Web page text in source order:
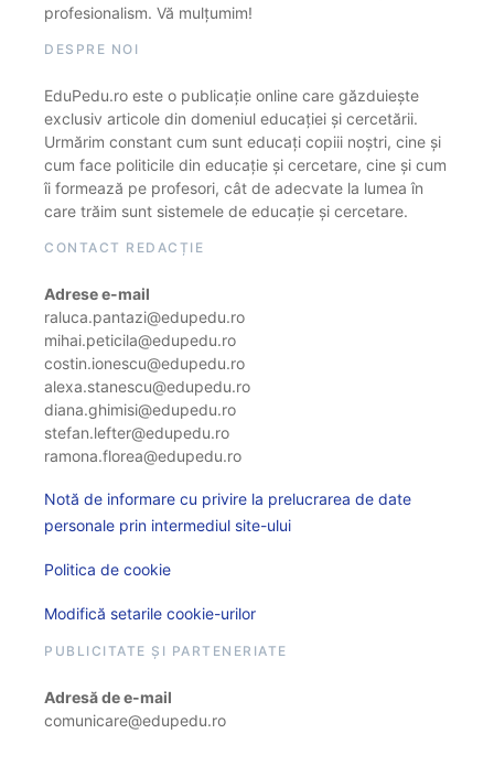
profesionalism. Vă mulțumim!
DESPRE NOI
EduPedu.ro este o publicație online care găzduiește
exclusiv articole din domeniul educației și cercetării.
Urmărim constant cum sunt educați copiii noștri, cine și
cum face politicile din educație și cercetare, cine și cum
îi formează pe profesori, cât de adecvate la lumea în
care trăim sunt sistemele de educație și cercetare.
CONTACT REDACȚIE
Adrese e-mail
raluca.pantazi@edupedu.ro
mihai.peticila@edupedu.ro
costin.ionescu@edupedu.ro
alexa.stanescu@edupedu.ro
diana.ghimisi@edupedu.ro
stefan.lefter@edupedu.ro
ramona.florea@edupedu.ro
Notă de informare cu privire la prelucrarea de date
personale prin intermediul site-ului
Politica de cookie
Modifică setarile cookie-urilor
PUBLICITATE ȘI PARTENERIATE
Adresă de e-mail
comunicare@edupedu.ro